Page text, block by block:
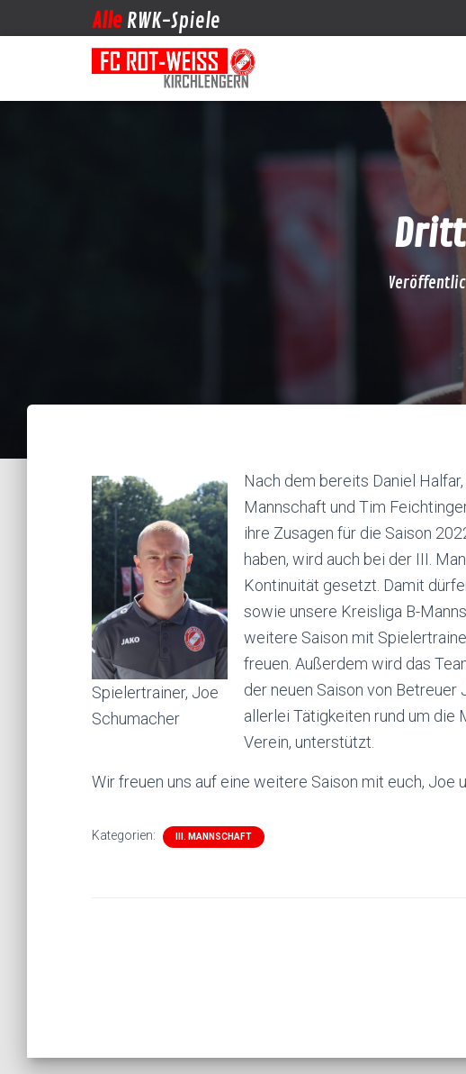
Alle RWK-Spiele
Spielertrainer, Joe
Schumacher
Nach dem bereits Daniel Halfar,
Mannschaft und Tim
ihre Zusagen für die Saison
haben, wird auch bei der III.
Kontinuität gesetzt. Damit
sowie unsere Kreisliga B-
weitere Saison mit
freuen. Außerdem wird das
der neuen Saison von Betreuer
allerlei Tätigkeiten rund um die
Verein, unterstützt.
Wir freuen uns auf eine weitere Saison mit euch, Joe
Kategorien: III. MANNSCHAFT